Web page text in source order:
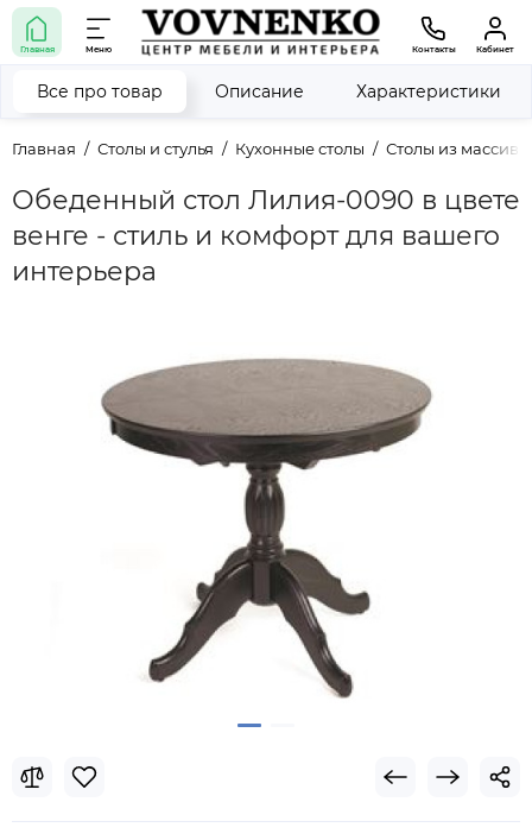
Главная Меню Контакты Кабинет
Главная Столы и стулья Кухонные столы Столы из массива
Обеденный стол Лилия-0090 в цвете
венге - стиль и комфорт для вашего
интерьера
Все про товар Описание Характеристики